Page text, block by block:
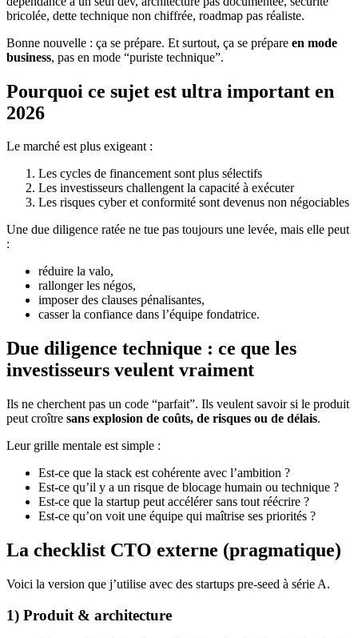
bricolée, dette technique non chiffrée, roadmap pas réaliste.
Bonne nouvelle : ça se prépare. Et surtout, ça se prépare en mode
business, pas en mode “puriste technique”.
Pourquoi ce sujet est ultra important en
2026
Le marché est plus exigeant :
Les cycles de financement sont plus sélectifs
Les investisseurs challengent la capacité à exécuter
Les risques cyber et conformité sont devenus non négociables
Une due diligence ratée ne tue pas toujours une levée, mais elle peut
:
réduire la valo,
rallonger les négos,
imposer des clauses pénalisantes,
casser la confiance dans l’équipe fondatrice.
Due diligence technique : ce que les
investisseurs veulent vraiment
Ils ne cherchent pas un code “parfait”. Ils veulent savoir si le produit
peut croître sans explosion de coûts, de risques ou de délais.
Leur grille mentale est simple :
Est-ce que la stack est cohérente avec l’ambition ?
Est-ce qu’il y a un risque de blocage humain ou technique ?
Est-ce que la startup peut accélérer sans tout réécrire ?
Est-ce qu’on voit une équipe qui maîtrise ses priorités ?
La checklist CTO externe (pragmatique)
Voici la version que j’utilise avec des startups pre-seed à série A.
1) Produit & architecture